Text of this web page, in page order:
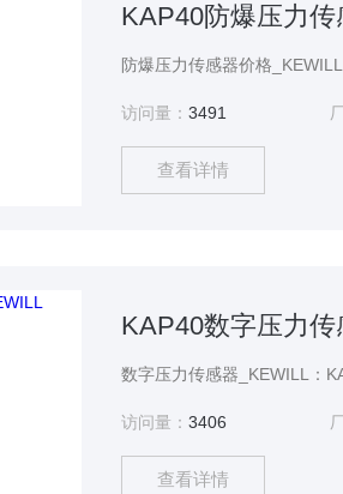
KAP40防爆压力
访问量：3491
查看详情
KAP40数字压力
访问量：3406
查看详情